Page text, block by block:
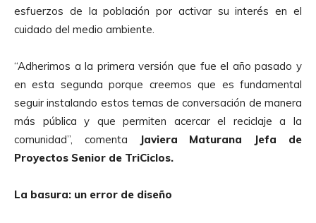
esfuerzos de la población por activar su interés en el
cuidado del medio ambiente.
“Adherimos a la primera versión que fue el año pasado y
en esta segunda porque creemos que es fundamental
seguir instalando estos temas de conversación de manera
más pública y que permiten acercar el reciclaje a la
comunidad”, comenta
Javiera Maturana Jefa de
Proyectos Senior de TriCiclos.
La basura: un error de diseño